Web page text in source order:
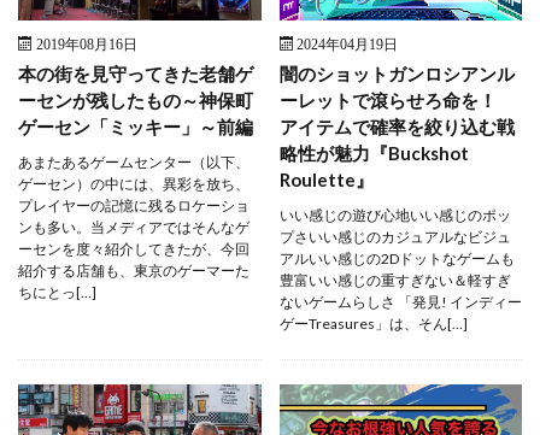
2019年08月16日
本の街を見守ってきた老舗ゲ
ーセンが残したもの～神保町
ゲーセン「ミッキー」～前編
あまたあるゲームセンター（以下、
ゲーセン）の中には、異彩を放ち、
プレイヤーの記憶に残るロケーショ
ンも多い。当メディアではそんなゲ
ーセンを度々紹介してきたが、今回
紹介する店舗も、東京のゲーマーた
ちにとっ[…]
2024年04月19日
闇のショットガンロシアンル
ーレットで滾らせろ命を！
アイテムで確率を絞り込む戦
略性が魅力『Buckshot
Roulette』
いい感じの遊び心地いい感じのポッ
プさいい感じのカジュアルなビジュ
アルいい感じの2Dドットなゲームも
豊富いい感じの重すぎない＆軽すぎ
ないゲームらしさ 「発見! インディー
ゲーTreasures」は、そん[…]